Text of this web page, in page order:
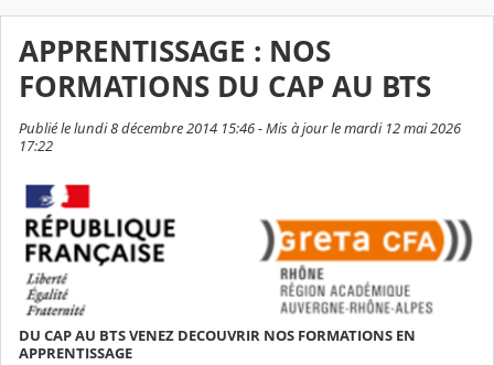
APPRENTISSAGE : NOS
FORMATIONS DU CAP AU BTS
Publié le lundi 8 décembre 2014 15:46 - Mis à jour le mardi 12 mai 2026
17:22
DU CAP AU BTS VENEZ DECOUVRIR NOS FORMATIONS EN
APPRENTISSAGE